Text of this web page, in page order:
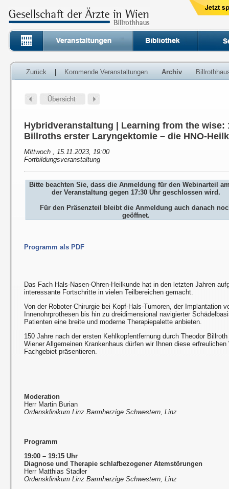
Zurück Kommende Veranstaltungen Archiv
Hybridveranstaltung | Learning from the wise:
Billroths erster Laryngektomie – die HNO-
Mittwoch , 15.11.2023, 19:00
Fortbildungsveranstaltung
Bitte beachten Sie, dass die Anmeldung für den Webinarteil
der Veranstaltung gegen 17:30 Uhr geschlossen wird.
Für den Präsenzteil bleibt die Anmeldung auch danach
geöffnet.
Programm als PDF
Das Fach Hals-Nasen-Ohren-Heilkunde hat in den letzten Jahren
interessante Fortschritte in vielen Teilbereichen gemacht.
Von der Roboter-Chirurgie bei Kopf-Hals-Tumoren, der Implantation
Innenohrprothesen bis hin zu dreidimensional navigierter
Patienten eine breite und moderne Therapiepalette anbieten.
150 Jahre nach der ersten Kehlkopfentfernung durch Theodor
Wiener Allgemeinen Krankenhaus dürfen wir Ihnen diese
Fachgebiet präsentieren.
Moderation
Herr Martin Burian
Ordensklinikum Linz Barmherzige Schwestern, Linz
Programm
19:00 – 19:15 Uhr
Diagnose und Therapie schlafbezogener Atemstörungen
Herr Matthias Stadler
Ordensklinikum Linz Barmherzige Schwestern, Linz